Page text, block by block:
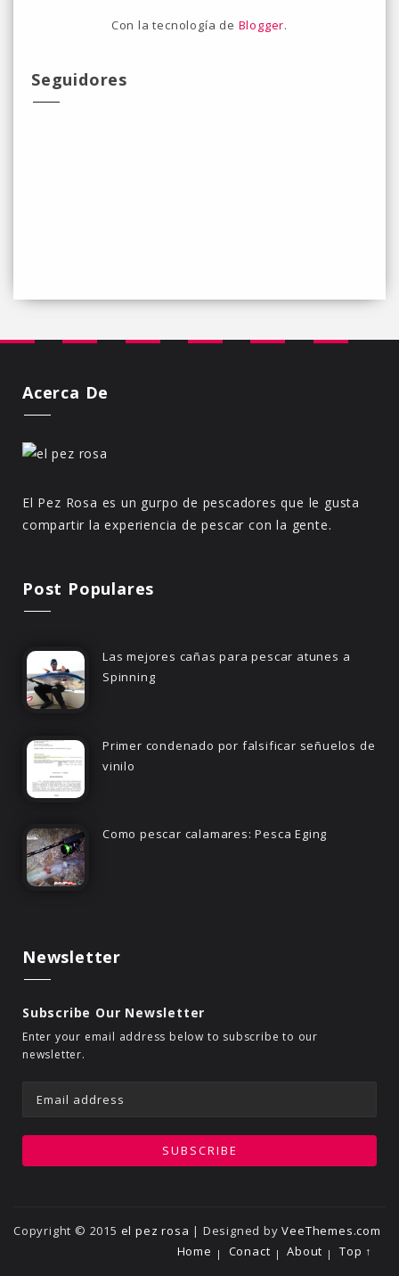
Con la tecnología de Blogger.
Seguidores
Acerca De
El Pez Rosa es un gurpo de pescadores que le gusta
compartir la experiencia de pescar con la gente.
Post Populares
Las mejores cañas para pescar atunes a
Spinning
Primer condenado por falsificar señuelos de
vinilo
Como pescar calamares: Pesca Eging
Newsletter
Subscribe Our Newsletter
Enter your email address below to subscribe to our
newsletter.
Copyright © 2015 el pez rosa | Designed byVeeThemes.com
Home
Conact About Top ↑